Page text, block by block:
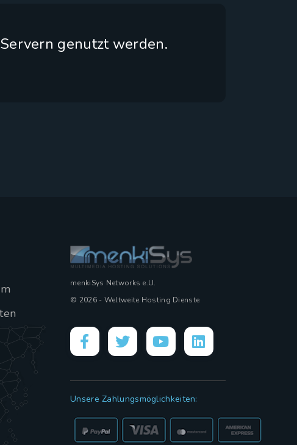
genutzt werden.
menkiSys Networks e.U.
© 2026 - Weltweite Hosting Dienste
Unsere Zahlungsmöglichkeiten: